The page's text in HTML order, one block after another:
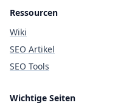
Ressourcen
Wiki
SEO Artikel
SEO Tools
Wichtige Seiten